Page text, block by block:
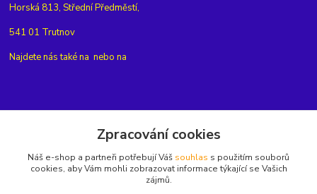
Horská 813, Střední Předměstí,
541 01 Trutnov
Najdete nás také na nebo na
+420775654704
Zpracování cookies
Náš e-shop a partneři potřebují Váš souhlas s použitím souborů
cookies, aby Vám mohli zobrazovat informace týkající se Vašich
zájmů.